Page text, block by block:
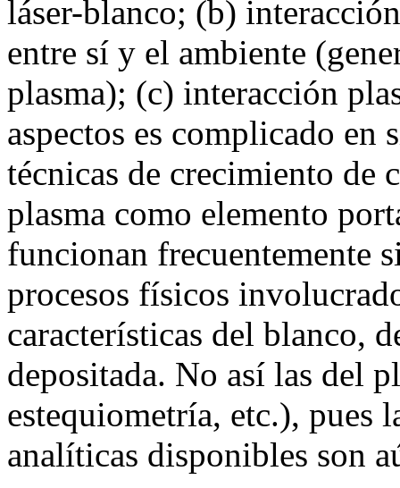
láser-blanco; (b)
entre sí y el ambiente
plasma); (c) interacción
aspectos es complicado en
técnicas de crecimiento de
plasma como elemento
funcionan frecuentemente
procesos físicos
características del blanco,
depositada. No así las del
estequiometría, etc.), pues
analíticas disponibles son